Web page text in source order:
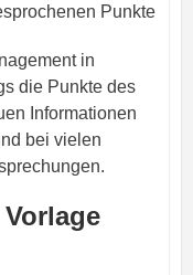
Punkte
in
die Punkte des
Informationen
bei vielen